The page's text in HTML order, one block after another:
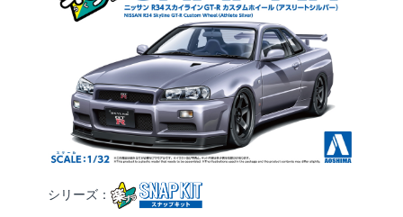
シリーズ：